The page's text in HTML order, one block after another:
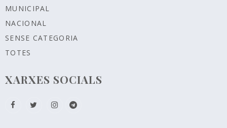
MUNICIPAL
NACIONAL
SENSE CATEGORIA
TOTES
XARXES SOCIALS